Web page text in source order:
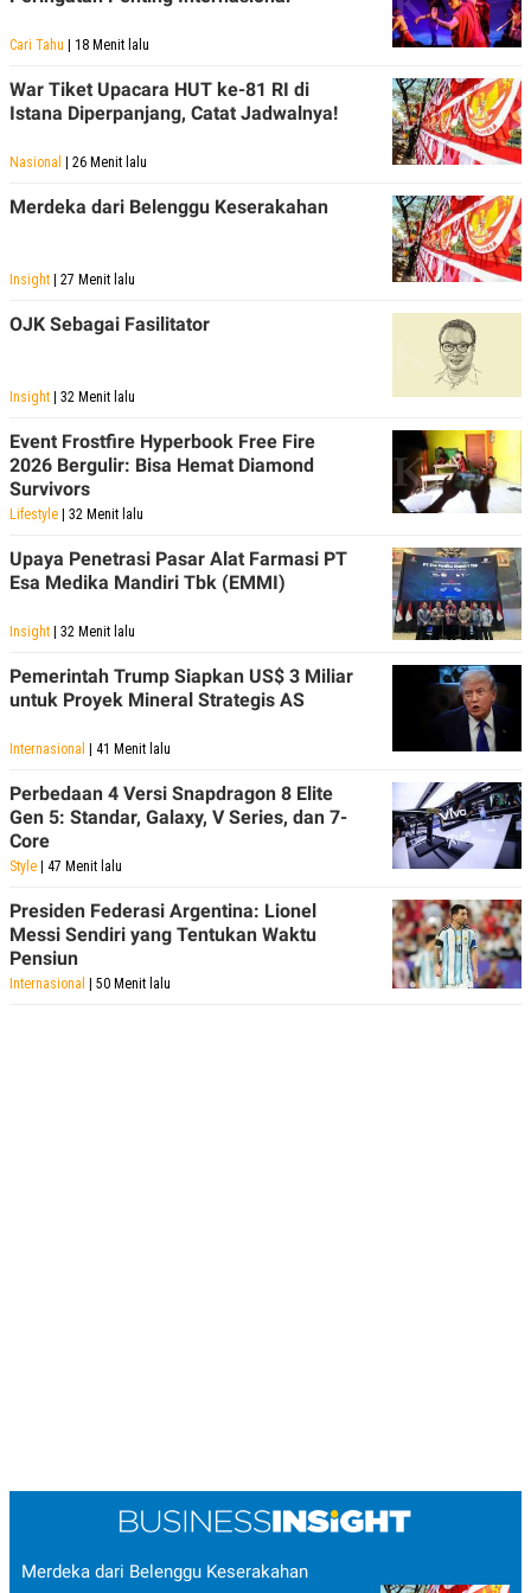
Cari Tahu | 18 Menit lalu
War Tiket Upacara HUT ke-81 RI di
Istana Diperpanjang, Catat Jadwalnya!
Nasional | 26 Menit lalu
Merdeka dari Belenggu Keserakahan
Insight | 27 Menit lalu
OJK Sebagai Fasilitator
Insight | 32 Menit lalu
Event Frostfire Hyperbook Free Fire
2026 Bergulir: Bisa Hemat Diamond
Survivors
Lifestyle | 32 Menit lalu
Upaya Penetrasi Pasar Alat Farmasi PT
Esa Medika Mandiri Tbk (EMMI)
Insight | 32 Menit lalu
Pemerintah Trump Siapkan US$ 3 Miliar
untuk Proyek Mineral Strategis AS
Internasional | 41 Menit lalu
Perbedaan 4 Versi Snapdragon 8 Elite
Gen 5: Standar, Galaxy, V Series, dan 7-
Core
Style | 47 Menit lalu
Presiden Federasi Argentina: Lionel
Messi Sendiri yang Tentukan Waktu
Pensiun
Internasional | 50 Menit lalu
Merdeka dari Belenggu Keserakahan